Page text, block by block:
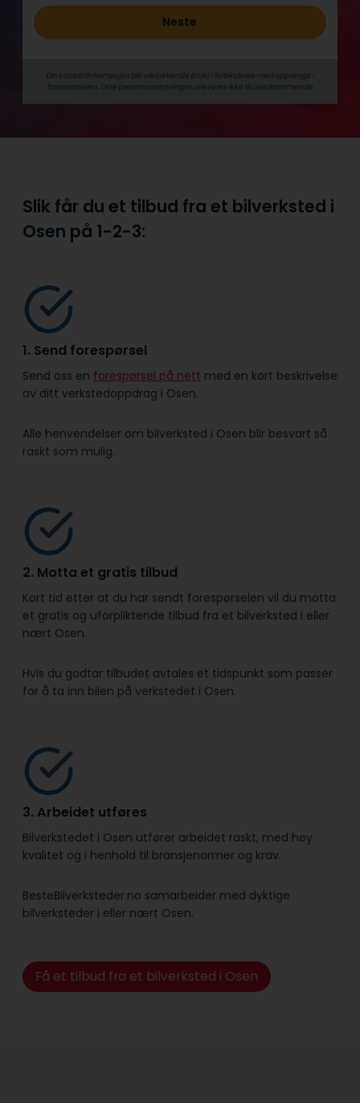
Neste
Din kontaktinformasjon blir utelukkende brukt i forbindelse med oppdrags­
forespørselen. Dine person­­opplysninger utleveres ikke til uvedkommende.
Slik får du et tilbud fra et bilverksted i
Osen på 1-2-3:
1. Send forespørsel
Send oss en forespørsel på nett med en kort beskrivelse
av ditt verkstedoppdrag i Osen.
Alle henvendelser om bilverksted i Osen blir besvart så
raskt som mulig.
2. Motta et gratis tilbud
Kort tid etter at du har sendt forespørselen vil du motta
et gratis og uforpliktende tilbud fra et bilverksted i eller
nært Osen.
Hvis du godtar tilbudet avtales et tidspunkt som passer
for å ta inn bilen på verkstedet i Osen.
3. Arbeidet utføres
Bilverkstedet i Osen utfører arbeidet raskt, med høy
kvalitet og i henhold til bransje­normer og krav.
BesteBilverksteder.no samarbeider med dyktige
bilverksteder i eller nært Osen.
Få et tilbud fra et bilverksted i Osen